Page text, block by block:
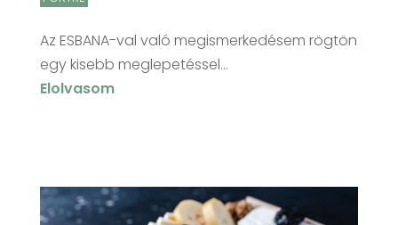
Az ESBANA-val való megismerkedésem rögtön
egy kisebb meglepetéssel...
Elolvasom